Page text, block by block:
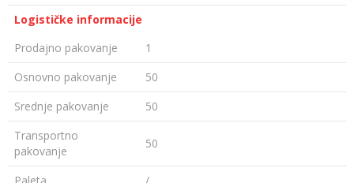
Logističke informacije
Prodajno pakovanje
1
Osnovno pakovanje
50
Srednje pakovanje
50
Transportno
pakovanje
50